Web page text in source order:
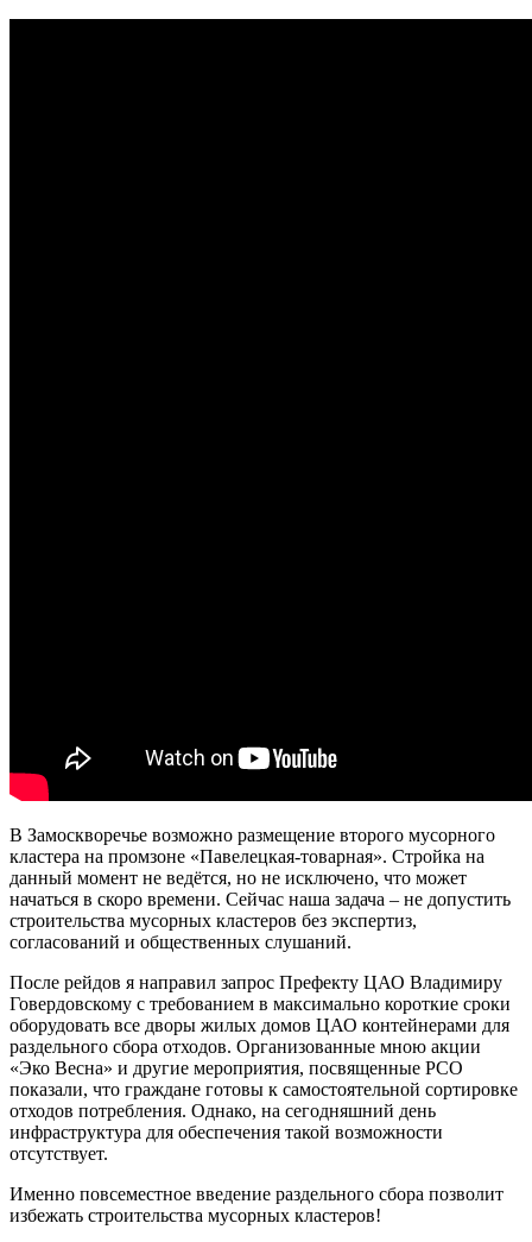
В Замоскворечье возможно размещение второго мусорного
кластера на промзоне «Павелецкая-товарная». Стройка на
данный момент не ведётся, но не исключено, что может
начаться в скоро времени. Сейчас наша задача – не допустить
строительства мусорных кластеров без экспертиз,
согласований и общественных слушаний.
После рейдов я направил запрос Префекту ЦАО Владимиру
Говердовскому с требованием в максимально короткие сроки
оборудовать все дворы жилых домов ЦАО контейнерами для
раздельного сбора отходов. Организованные мною акции
«Эко Весна» и другие мероприятия, посвященные РСО
показали, что граждане готовы к самостоятельной сортировке
отходов потребления. Однако, на сегодняшний день
инфраструктура для обеспечения такой возможности
отсутствует.
Именно повсеместное введение раздельного сбора позволит
избежать строительства мусорных кластеров!